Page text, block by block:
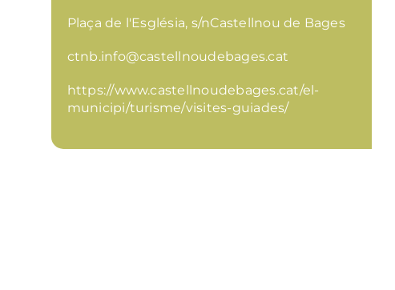
Plaça de l'Església, s/nCastellnou de Bages
ctnb.info@castellnoudebages.cat
https://www.castellnoudebages.cat/el-
municipi/turisme/visites-guiades/